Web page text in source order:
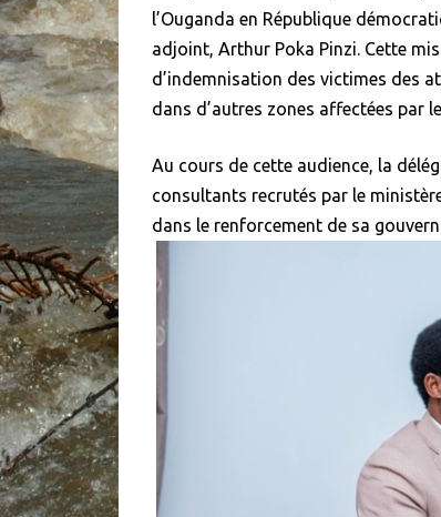
l’Ouganda en République
adjoint, Arthur Poka Pinzi. Cette
d’indemnisation des victimes des
dans d’autres zones affectées par
Au cours de cette audience, la
consultants recrutés par le
dans le renforcement de sa